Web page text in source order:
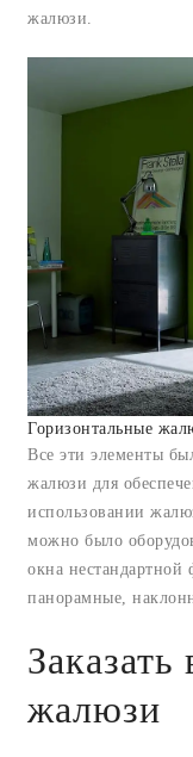
жалюзи.
Горизонтальные
Все эти элементы
жалюзи для
использовании
можно было
окна
панорамные,
жалюзи